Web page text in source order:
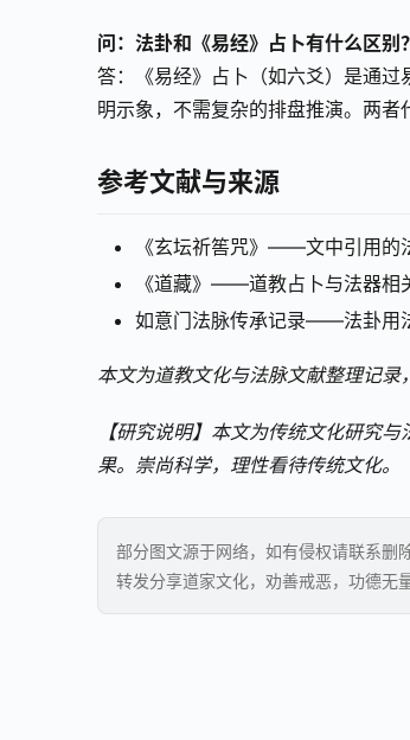
问：法卦和《易经》占卜有什么区别？
答：《易经》占卜（如六爻）是通过
明示象，不需复杂的排盘推演。两者
参考文献与来源
《玄坛祈筶咒》——文中引用的
《道藏》——道教占卜与法器相
如意门法脉传承记录——法卦用
本文为道教文化与法脉文献整理记录
【研究说明】本文为传统文化研究
果。崇尚科学，理性看待传统文化。
部分图文源于网络，如有侵权请联系删
转发分享道家文化，劝善戒恶，功德无